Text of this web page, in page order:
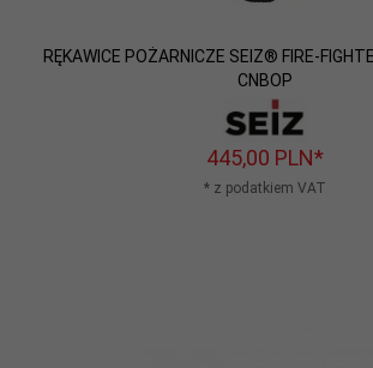
RĘKAWICE POŻARNICZE SEIZ® FIRE-
CNBOP
445,00 PLN*
* z podatkiem VAT